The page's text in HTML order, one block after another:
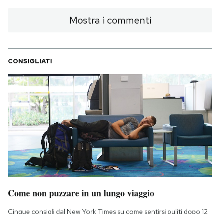
Mostra i commenti
CONSIGLIATI
Come non puzzare in un lungo viaggio
Cinque consigli dal New York Times su come sentirsi puliti dopo 12